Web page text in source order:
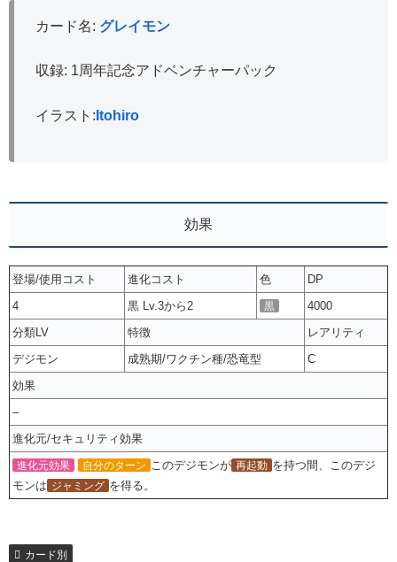
カード名: グレイモン
収録: 1周年記念アドベンチャーパック
イラスト: Itohiro
効果
登場/使用コスト 進化コスト 色
DP
4
黒 Lv.3から2 黒
4000
分類LV
特徴
レアリティ
デジモン
成熟期/ワクチン種/恐竜型
C
効果
–
進化元/セキュリティ効果
進化元効果 自分のターン このデジモンが 再起動 を持つ間、このデジ
モンは ジャミング を得る。
カード別